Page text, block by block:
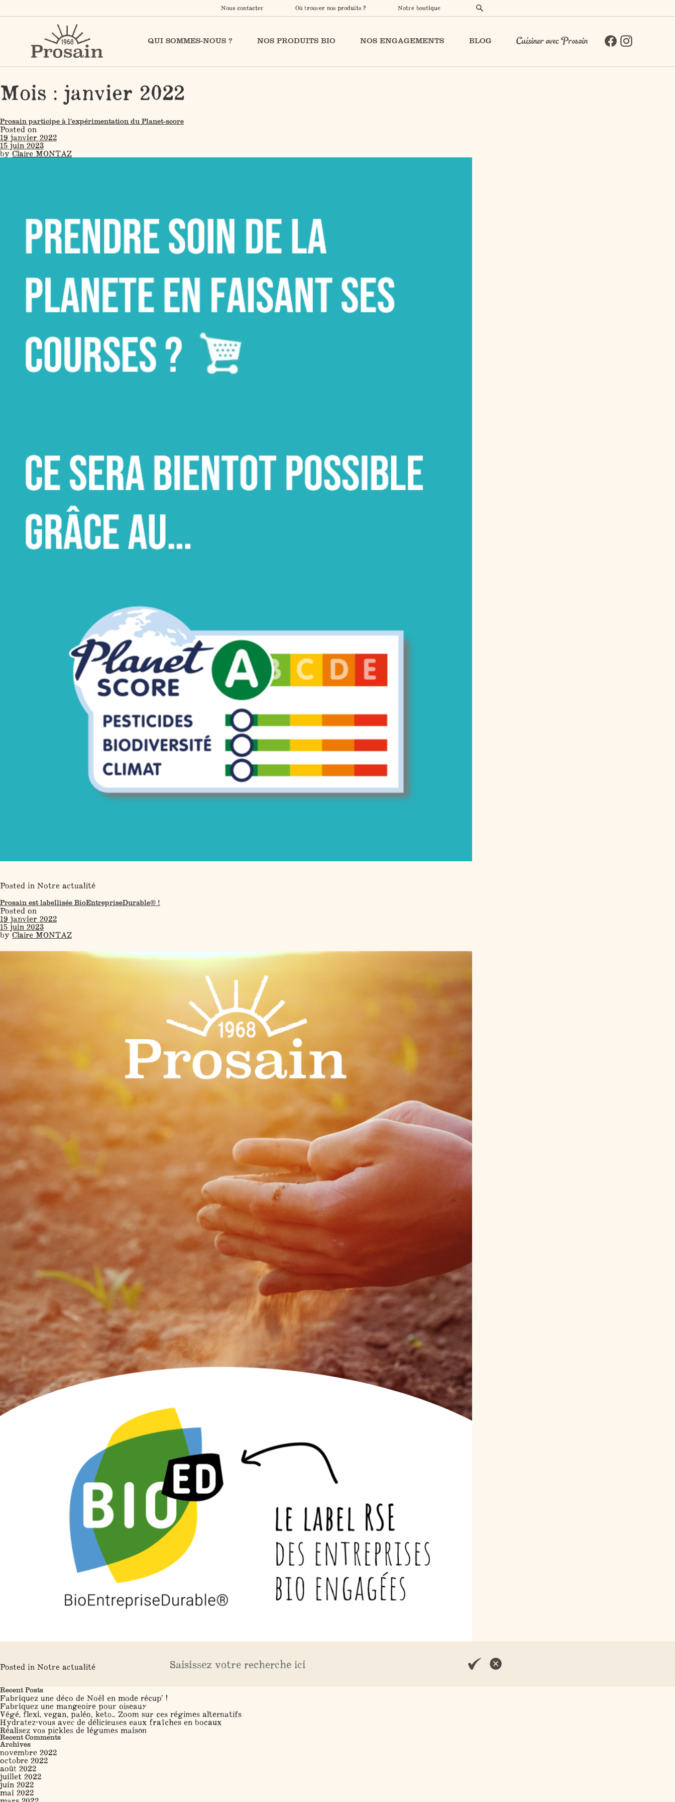
Nous contacter Où trouver nos produits ? Notre boutique
QUI SOMMES-NOUS ? NOS PRODUITS BIO NOS ENGAGEMENTS BLOG Cuisiner avec Prosain
Mois : janvier 2022
Prosain participe à l’expérimentation du Planet-score
Posted on
19 janvier 2022
15 juin 2023
byClaire MONTAZ
Posted in Notre actualité
Prosain est labellisée BioEntrepriseDurable® !
Posted on
19 janvier 2022
15 juin 2023
byClaire MONTAZ
Posted in Notre actualité
Recent Posts
Fabriquez une déco de Noël en mode récup’ !
Fabriquez une mangeoire pour oiseaux
Végé, flexi, vegan, paléo, keto… Zoom sur ces régimes alternatifs
Hydratez-vous avec de délicieuses eaux fraîches en bocaux
Réalisez vos pickles de légumes maison
Recent Comments
Archives
novembre 2022
octobre 2022
août 2022
juillet 2022
juin 2022
mai 2022